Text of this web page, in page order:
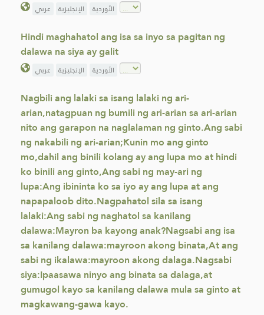
عربي الإنجليزية الأوردية
Hindi maghahatol ang isa sa inyo sa pagitan ng
dalawa na siya ay galit
عربي الإنجليزية الأوردية
Nagbili ang lalaki sa isang lalaki ng ari-
arian,natagpuan ng bumili ng ari-arian sa ari-arian
nito ang garapon na naglalaman ng ginto.Ang sabi
ng nakabili ng ari-arian;Kunin mo ang ginto
mo,dahil ang binili kolang ay ang lupa mo at hindi
ko binili ang ginto,Ang sabi ng may-ari ng
lupa:Ang ibininta ko sa iyo ay ang lupa at ang
napapaloob dito.Nagpahatol sila sa isang
lalaki:Ang sabi ng naghatol sa kanilang
dalawa:Mayron ba kayong anak?Nagsabi ang isa
sa kanilang dalawa:mayroon akong binata,At ang
sabi ng ikalawa:mayroon akong dalaga.Nagsabi
siya:Ipaasawa ninyo ang binata sa dalaga,at
gumugol kayo sa kanilang dalawa mula sa ginto at
magkawang-gawa kayo.